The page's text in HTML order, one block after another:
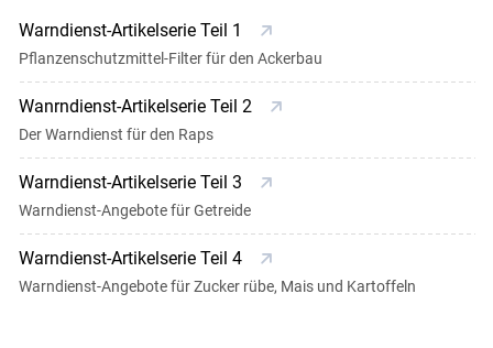
Warndienst-Artikelserie Teil 1
Pflanzenschutzmittel-Filter für den Ackerbau
Wanrndienst-Artikelserie Teil 2
Der Warndienst für den Raps
Warndienst-Artikelserie Teil 3
Warndienst-Angebote für Getreide
Warndienst-Artikelserie Teil 4
Warndienst-Angebote für Zucker rübe, Mais und Kartoffeln